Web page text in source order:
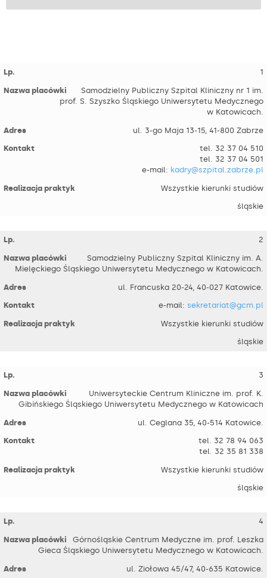
1
Samodzielny Publiczny Szpital Kliniczny nr 1 im.
prof. S. Szyszko Śląskiego Uniwersytetu Medycznego
w Katowicach.
ul. 3-go Maja 13-15, 41-800 Zabrze
tel. 32 37 04 510
tel. 32 37 04 501
e-mail: kadry@szpital.zabrze.pl
Wszystkie kierunki studiów
śląskie
2
Samodzielny Publiczny Szpital Kliniczny im. A.
Mielęckiego Śląskiego Uniwersytetu Medycznego w Katowicach.
ul. Francuska 20-24, 40-027 Katowice.
e-mail: sekretariat@gcm.pl
Wszystkie kierunki studiów
śląskie
3
Uniwersyteckie Centrum Kliniczne im. prof. K.
Gibińskiego Śląskiego Uniwersytetu Medycznego w Katowicach
ul. Ceglana 35, 40-514 Katowice.
tel. 32 78 94 063
tel. 32 35 81 338
Wszystkie kierunki studiów
śląskie
4
Górnośląskie Centrum Medyczne im. prof. Leszka
Gieca Śląskiego Uniwersytetu Medycznego w Katowicach.
ul. Ziołowa 45/47, 40-635 Katowice.